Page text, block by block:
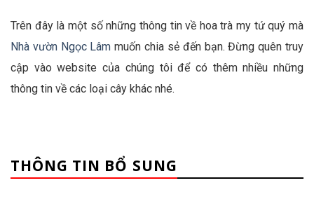
Trên đây là một số những thông tin về hoa trà my tứ quý mà
Nhà vườn Ngọc Lâm muốn chia sẻ đến bạn. Đừng quên truy
cập vào website của chúng tôi để có thêm nhiều những
thông tin về các loại cây khác nhé.
THÔNG TIN BỔ SUNG